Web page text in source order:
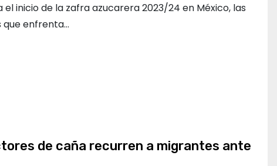
inicio de la zafra azucarera 2023/24 en México, las
enfrenta…
de caña recurren a migrantes ante